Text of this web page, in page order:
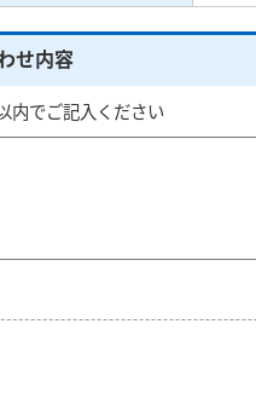
せ内容
内でご記入ください